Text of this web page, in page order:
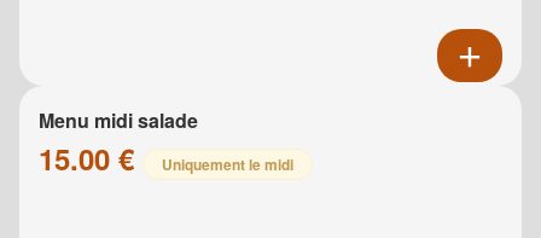
Menu midi salade
15.00 € Uniquement le midi